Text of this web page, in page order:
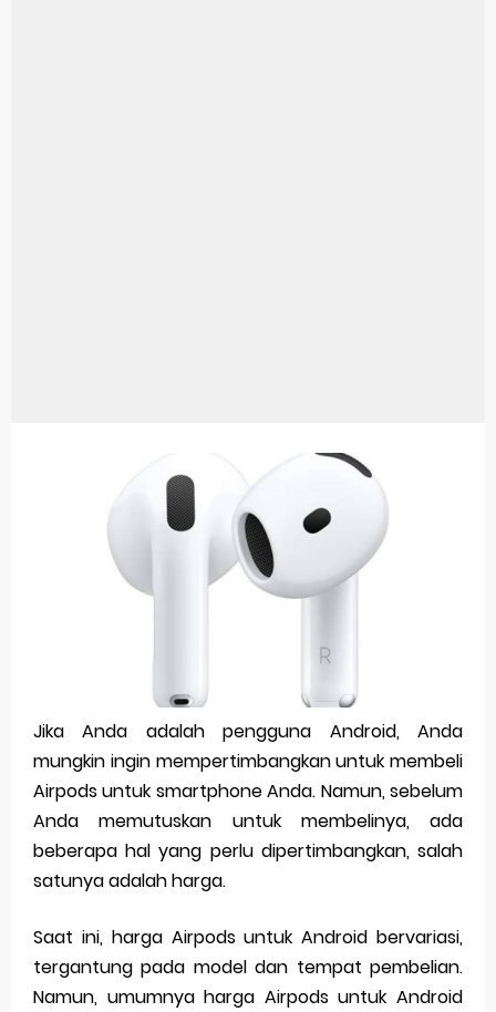
Bitcoin Miner Android: Apa Itu Dan Bagaimana Cara Menggunakannya
Pp Wa Couple Pasangan: Cara Terbaik Untuk Menjaga Hubungan
Cara Mengecek Windows Ori
Siap Video Call, tapi Download Aplikasinya Dulu, Abangku
Monday, 10 August
Jika Anda adalah pengguna Android, Anda
mungkin ingin mempertimbangkan untuk membeli
Airpods untuk smartphone Anda. Namun, sebelum
Anda memutuskan untuk membelinya, ada
beberapa hal yang perlu dipertimbangkan, salah
satunya adalah harga.
Saat ini, harga Airpods untuk Android bervariasi,
tergantung pada model dan tempat pembelian.
Namun, umumnya harga Airpods untuk Android